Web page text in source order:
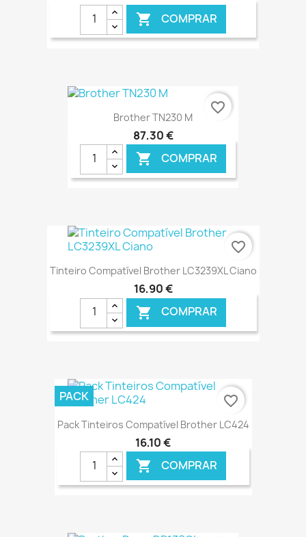
 COMPRAR
€ ONLINE
Brother TN230 M
87,30 €
 COMPRAR
€ ONLINE
favorite_border
Tinteiro Compatível Brother LC3239XL Ciano
16,90 €
 COMPRAR
€ ONLINE
favorite_border
Pack Tinteiros Compatível Brother LC424
16,10 €
 COMPRAR
PACK favorite_border